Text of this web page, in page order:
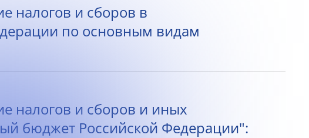
налогов и сборов в
по основным видам
налогов и сборов и иных
бюджет Российской Федерации":